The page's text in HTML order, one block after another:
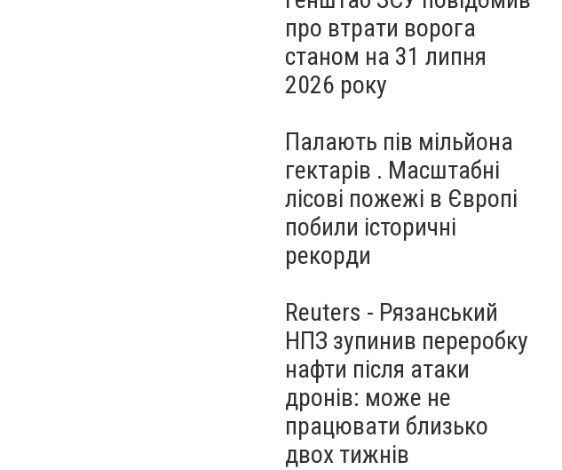
про втрати ворога
станом на 31 липня
2026 року
Палають пів мільйона
гектарів . Масштабні
лісові пожежі в Європі
побили історичні
рекорди
Reuters - Рязанський
НПЗ зупинив переробку
нафти після атаки
дронів: може не
працювати близько
двох тижнів